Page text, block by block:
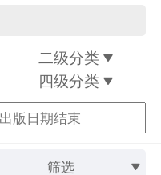
二级分类
四级分类
筛选